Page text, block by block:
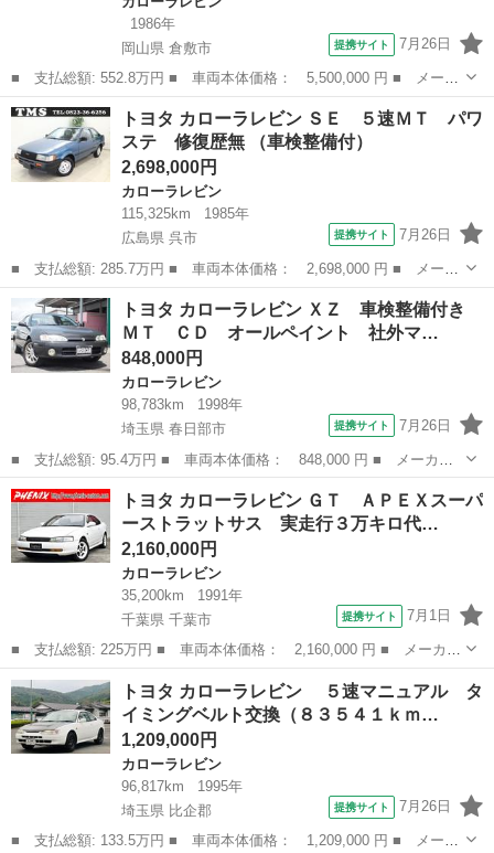
1986年
岡山県 倉敷市
提携サイト 7月26日
■ 支払総額: 552.8万円 ■ 車両本体価格： 5,500,000 円 ■ メーカ
ー名： トヨタ ■ 車種名： カローラレビン ■ グレード名：
フルチューン レースカー ■ 排気量： 1600cc ■ ドア枚数： ...
岡山 倉敷市 カローラレビン
トヨタ カローラレビン ＳＥ ５速ＭＴ パワ
ステ 修復歴無 （車検整備付）
2,698,000円
カローラレビン
115,325km
1985年
広島県 呉市
提携サイト 7月26日
■ 支払総額: 285.7万円 ■ 車両本体価格： 2,698,000 円 ■ メーカ
ー名： トヨタ ■ 車種名： カローラレビン ■ グレード名： Ｓ
Ｅ ５速ＭＴ パワステ 修復歴無 ■ 排気量： 1500cc ■ ドア...
広島 呉市 カローラレビン
トヨタ カローラレビン ＸＺ 車検整備付き
ＭＴ ＣＤ オールペイント 社外マ…
848,000円
カローラレビン
98,783km
1998年
埼玉県 春日部市
提携サイト 7月26日
■ 支払総額: 95.4万円 ■ 車両本体価格： 848,000 円 ■ メーカー
名： トヨタ ■ 車種名： カローラレビン ■ グレード名： Ｘ
Ｚ 車検整備付き ＭＴ ＣＤ オールペイント 社外マフラー 社
外エアーフィル...
埼玉 春日部市 カローラレビン
トヨタ カローラレビン ＧＴ ＡＰＥＸスーパ
ーストラットサス 実走行３万キロ代…
2,160,000円
カローラレビン
35,200km
1991年
千葉県 千葉市
提携サイト 7月1日
■ 支払総額: 225万円 ■ 車両本体価格： 2,160,000 円 ■ メーカー
名： トヨタ ■ 車種名： カローラレビン ■ グレード名： Ｇ
Ｔ ＡＰＥＸスーパーストラットサス 実走行３万キロ代 純正５速
ＭＴ 運転席...
千葉 千葉市 カローラレビン
トヨタ カローラレビン ５速マニュアル タ
イミングベルト交換（８３５４１ｋｍ…
1,209,000円
カローラレビン
96,817km
1995年
埼玉県 比企郡
提携サイト 7月26日
■ 支払総額: 133.5万円 ■ 車両本体価格： 1,209,000 円 ■ メーカ